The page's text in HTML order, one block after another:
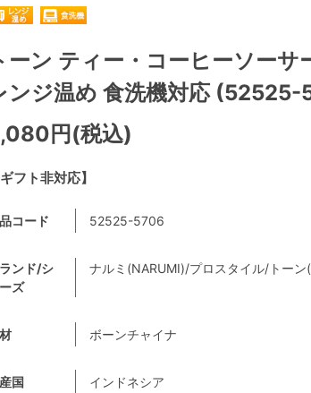
ギフト非対応】
ーン ティー・コーヒーソーサ
ンジ温め 食洗機対応
円(税込)
コード 52525-5706
ンド/シ
ズ
ナルミ(NARUMI)/プロスタイル/トーン
ボーンチャイナ
国 インドネシア